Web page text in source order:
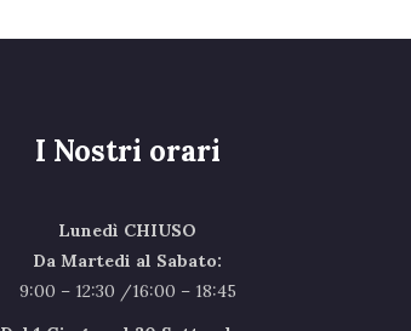
I Nostri orari
Lunedì CHIUSO
Da Martedi al Sabato:
9:00 – 12:30 /16:00 – 18:45